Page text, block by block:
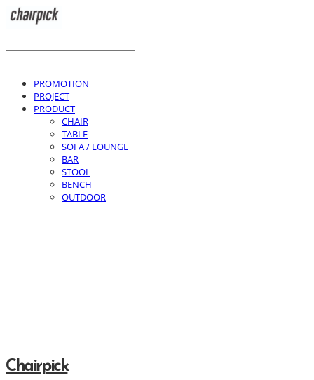
PROMOTION
PROJECT
PRODUCT
CHAIR
TABLE
SOFA / LOUNGE
BAR
STOOL
BENCH
OUTDOOR
Chairpick